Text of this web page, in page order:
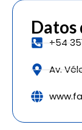
Datos
+54
Av.